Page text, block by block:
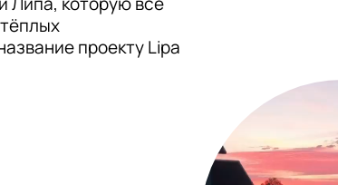
проекту Lipa